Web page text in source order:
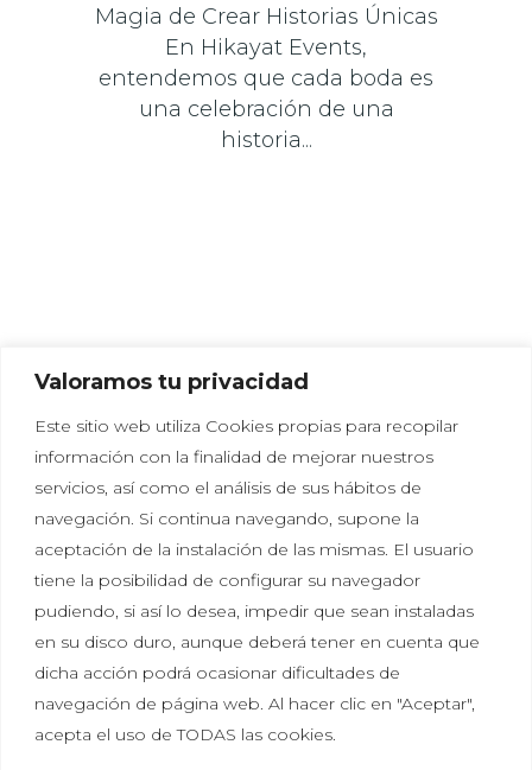
Valoramos tu privacidad
Este sitio web utiliza Cookies propias para recopilar
información con la finalidad de mejorar nuestros
servicios, así como el análisis de sus hábitos de
navegación. Si continua navegando, supone la
aceptación de la instalación de las mismas. El usuario
tiene la posibilidad de configurar su navegador
pudiendo, si así lo desea, impedir que sean instaladas
en su disco duro, aunque deberá tener en cuenta que
dicha acción podrá ocasionar dificultades de
navegación de página web. Al hacer clic en "Aceptar",
acepta el uso de TODAS las cookies.
Magia de Crear Historias Únicas
En Hikayat Events,
entendemos que cada boda es
una celebración de una
historia...
Política de privacidad | Política de cookies
Aviso
legal
Tal vez aún no sabes lo que significa Hikayat, pero
seguro que lo has sentido más de una vez. Escuchar